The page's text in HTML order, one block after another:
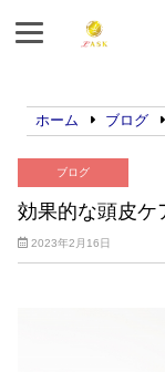
ホーム ブログ
ブログ
効果的な頭皮ケ
2023年2月16日